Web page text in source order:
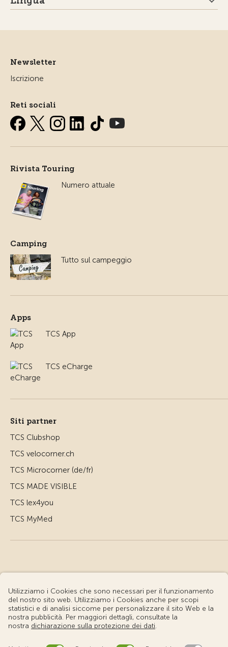
Newsletter
Iscrizione
Reti sociali
Rivista Touring
Numero attuale
Camping
Tutto sul campeggio
Apps
TCS App
TCS eCharge
Siti partner
TCS Clubshop
TCS velocorner.ch
TCS Microcorner (de/fr)
TCS MADE VISIBLE
TCS lex4you
TCS MyMed
© Touring Club Svizzero